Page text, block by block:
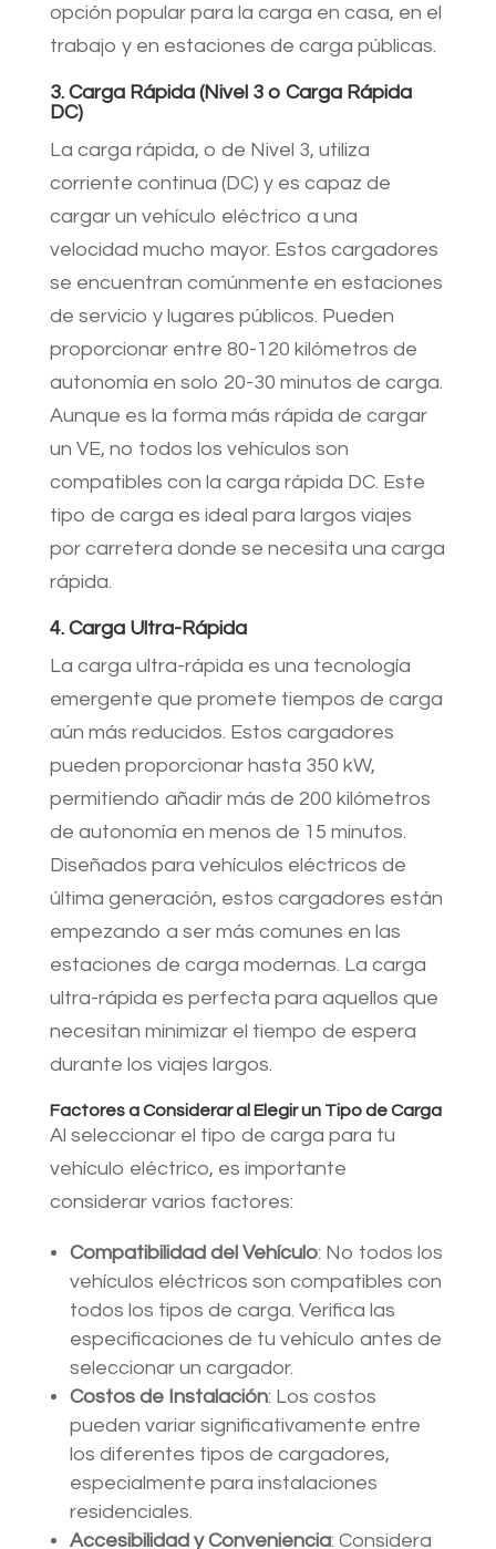
opción popular para la carga en casa, en el
trabajo y en estaciones de carga públicas.
3. Carga Rápida (Nivel 3 o Carga Rápida
DC)
La carga rápida, o de Nivel 3, utiliza
corriente continua (DC) y es capaz de
cargar un vehículo eléctrico a una
velocidad mucho mayor. Estos cargadores
se encuentran comúnmente en estaciones
de servicio y lugares públicos. Pueden
proporcionar entre 80-120 kilómetros de
autonomía en solo 20-30 minutos de carga.
Aunque es la forma más rápida de cargar
un VE, no todos los vehículos son
compatibles con la carga rápida DC. Este
tipo de carga es ideal para largos viajes
por carretera donde se necesita una carga
rápida.
4. Carga Ultra-Rápida
La carga ultra-rápida es una tecnología
emergente que promete tiempos de carga
aún más reducidos. Estos cargadores
pueden proporcionar hasta 350 kW,
permitiendo añadir más de 200 kilómetros
de autonomía en menos de 15 minutos.
Diseñados para vehículos eléctricos de
última generación, estos cargadores están
empezando a ser más comunes en las
estaciones de carga modernas. La carga
ultra-rápida es perfecta para aquellos que
necesitan minimizar el tiempo de espera
durante los viajes largos.
Factores a Considerar al Elegir un Tipo de Carga
Al seleccionar el tipo de carga para tu
vehículo eléctrico, es importante
considerar varios factores:
Compatibilidad del Vehículo: No todos los
vehículos eléctricos son compatibles con
todos los tipos de carga. Verifica las
especificaciones de tu vehículo antes de
seleccionar un cargador.
Costos de Instalación: Los costos
pueden variar significativamente entre
los diferentes tipos de cargadores,
especialmente para instalaciones
residenciales.
Accesibilidad y Conveniencia: Considera